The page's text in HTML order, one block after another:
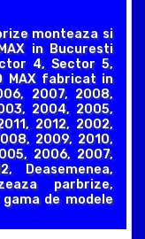
monteaza si
in Bucuresti
4, Sector 5,
MAX fabricat in
2007, 2008,
2004, 2005,
2012, 2002,
2009, 2010,
2006, 2007,
Deasemenea,
parbrize,
de modele